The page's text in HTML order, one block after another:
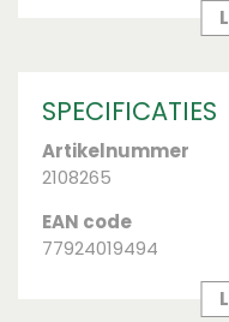
assortiment van
producten in onze
SPECIFICATIES
Artikelnummer
2108265
EAN code
77924019494